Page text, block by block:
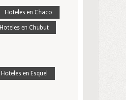
Hoteles en Chaco
Hoteles en Chubut
Hoteles en Esquel